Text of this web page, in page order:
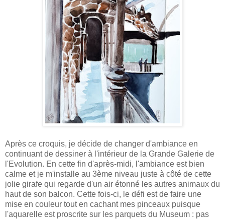
Après ce croquis, je décide de changer d'ambiance en
continuant de dessiner à l'intérieur de la Grande Galerie de
l'Evolution. En cette fin d'après-midi, l'ambiance est bien
calme et je m'installe au 3ème niveau juste à côté de cette
jolie girafe qui regarde d'un air étonné les autres animaux du
haut de son balcon. Cette fois-ci, le défi est de faire une
mise en couleur tout en cachant mes pinceaux puisque
l'aquarelle est proscrite sur les parquets du Museum : pas